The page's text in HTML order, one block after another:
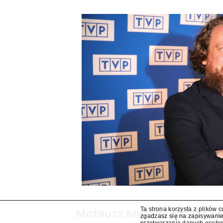
Mateusz Matyszkowicz
Ta strona korzysta z plików
zgadzasz się na